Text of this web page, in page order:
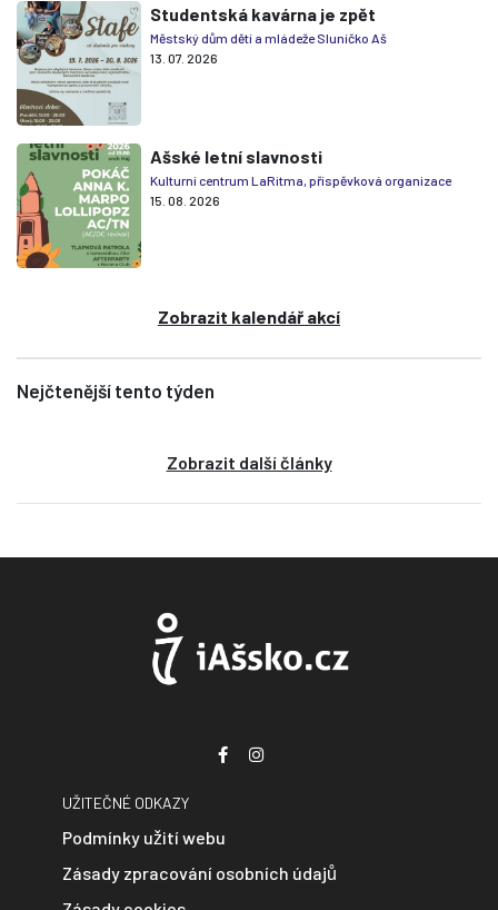
Studentská kavárna je zpět
Městský dům dětí a mládeže Sluníčko Aš
13. 07. 2026
Ašské letní slavnosti
Kulturní centrum LaRitma, příspěvková organizace
15. 08. 2026
Zobrazit kalendář akcí
Nejčtenější tento týden
Zobrazit další články
UŽITEČNÉ ODKAZY
Podmínky užití webu
Zásady zpracování osobních údajů